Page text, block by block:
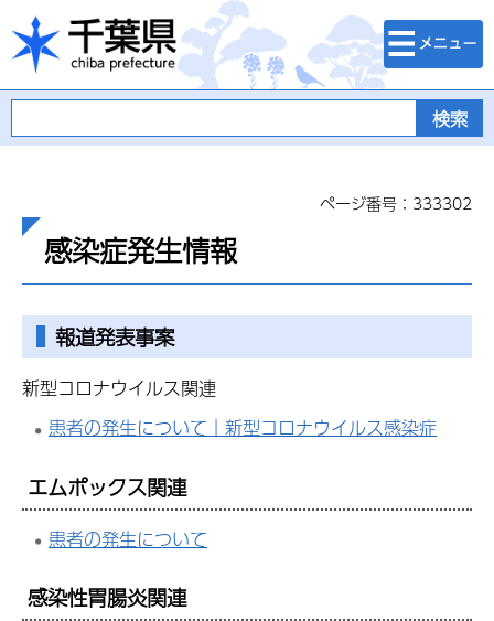
千葉県
検索・メニュ
ー
ページ番号：333302
感染症発生情報
報道発表事案
新型コロナウイルス関連
患者の発生について｜新型コロナウイルス感染症
エムポックス関連
患者の発生について
感染性胃腸炎関連